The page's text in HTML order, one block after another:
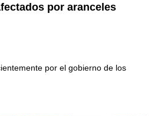
por aranceles
por el gobierno de los